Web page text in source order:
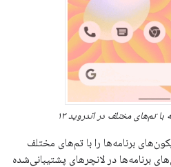
با تم‌های مختلف در اندروید ۱۳
می‌توانید آیکون‌های برنامه‌ها را با تم‌های مختلف
برنامه‌ها در لانچرهای پشتیبانی‌شده